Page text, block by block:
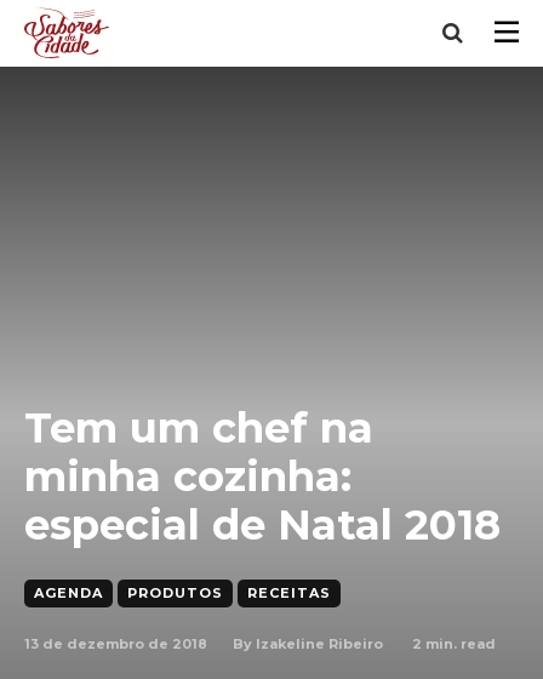
Tem um chef na
minha cozinha:
especial de Natal 2018
AGENDA PRODUTOS RECEITAS
13 de dezembro de 2018 By Izakeline Ribeiro 2 min. read